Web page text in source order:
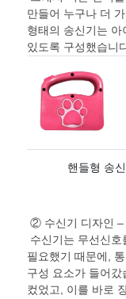
만들어 누구나 더
형태의 송신기는
있도록 구성했습니
핸들형 송
② 수신기 디자인 –
수신기는 무선신
필요했기 때문에,
구성 요소가 들어갔
컸었고, 이를 바로